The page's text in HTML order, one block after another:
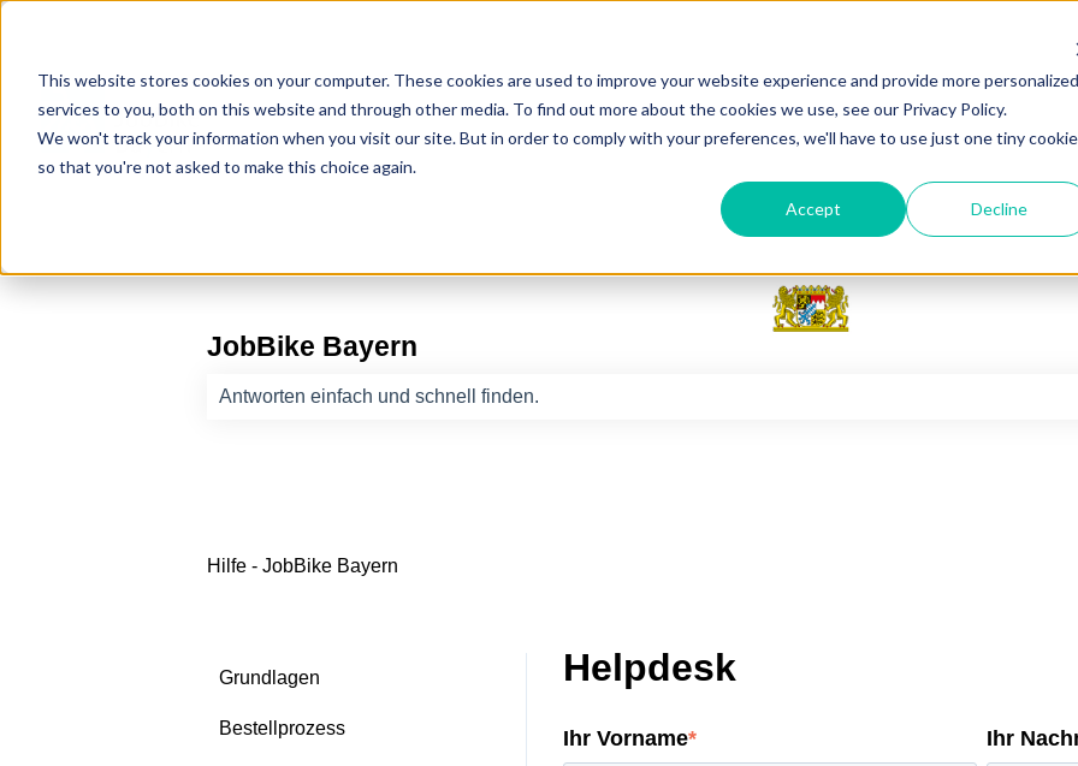
This website stores cookies on your computer. These cookies are used to improve your website experience and provide more personalized
services to you, both on this website and through other media. To find out more about the cookies we use, see our Privacy Policy.
We won't track your information when you visit our site. But in order to comply with your preferences, we'll have to use just one tiny cookie
so that you're not asked to make this choice again.
Accept Decline
JobBike Bayern
Hilfe - JobBike Bayern
Helpdesk
Ihr Vorname* Ihr
Grundlagen
Bestellprozess